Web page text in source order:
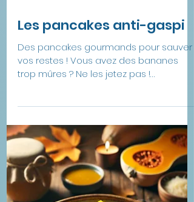
15 déc. 2024 1 min de lecture
Les pancakes anti-gaspi
Des pancakes gourmands pour sauver
trop mûres ? Ne les jetez pas !
Transformez-les !